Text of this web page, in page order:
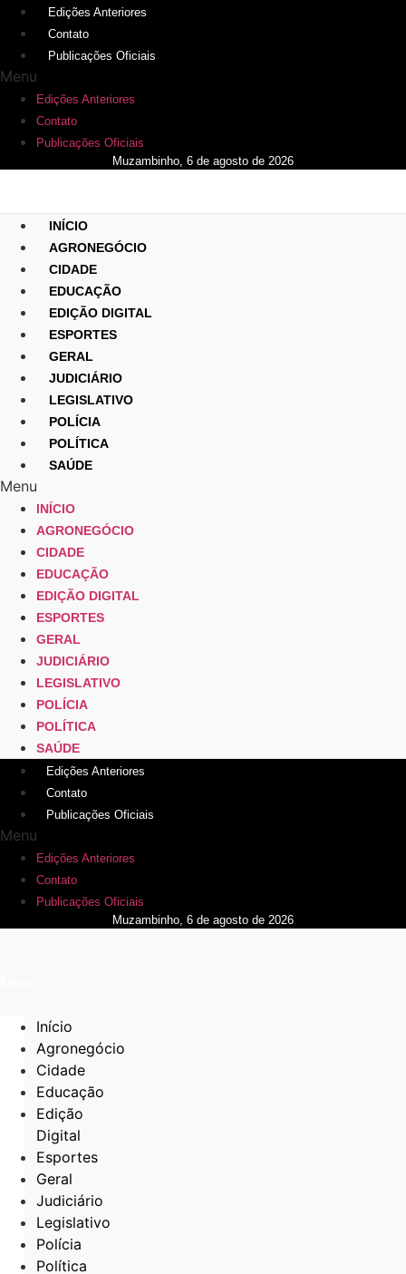
para
conteúdo
Edições Anteriores
Contato
Publicações Oficiais
Menu
Edições Anteriores
Contato
Publicações Oficiais
Muzambinho, 6 de agosto de 2026
INÍCIO
AGRONEGÓCIO
CIDADE
EDUCAÇÃO
EDIÇÃO DIGITAL
ESPORTES
GERAL
JUDICIÁRIO
LEGISLATIVO
POLÍCIA
POLÍTICA
SAÚDE
Menu
INÍCIO
AGRONEGÓCIO
CIDADE
EDUCAÇÃO
EDIÇÃO DIGITAL
ESPORTES
GERAL
JUDICIÁRIO
LEGISLATIVO
POLÍCIA
POLÍTICA
SAÚDE
Edições Anteriores
Contato
Publicações Oficiais
Menu
Edições Anteriores
Contato
Publicações Oficiais
Muzambinho, 6 de agosto de 2026
Início
Agronegócio
Cidade
Educação
Edição
Digital
Esportes
Geral
Judiciário
Legislativo
Polícia
Política